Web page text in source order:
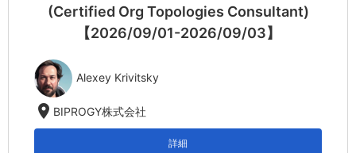
(Certified Org Topologies Consultant)
【2026/09/01-2026/09/03】
Alexey Krivitsky
location_on BIPROGY株式会社
詳細